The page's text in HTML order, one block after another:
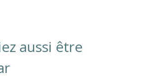
aussi être